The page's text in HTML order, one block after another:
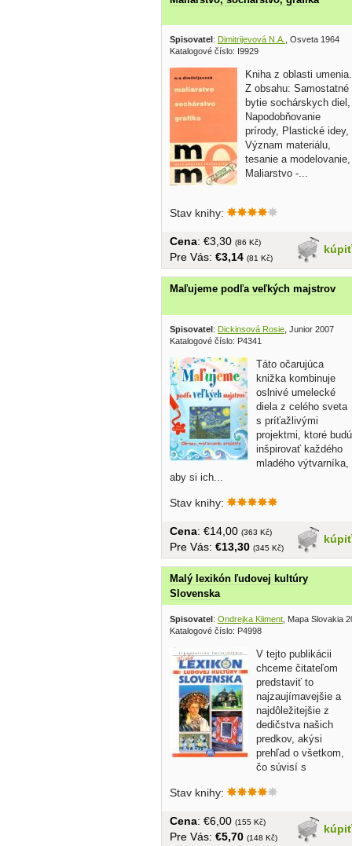
Spisovatel : Dimitrijevová N.A.
, Osveta 1964
Katalogové číslo: I9929
Kniha z oblasti umenia.
Z obsahu: Samostatné
bytie sochárskych diel,
Napodobňovanie
prírody, Plastické idey,
Význam materiálu,
tesanie a modelovanie,
Maliarstvo -...
Stav knihy:
kúpiť
Cena: €3,30 (86 Kč)
Pre Vás: €3,14 (81 Kč)
Maľujeme podľa veľkých majstrov
Spisovatel: Dickinsová Rosie , Junior 2007
Katalogové číslo: P4341
Táto očarujúca
knižka kombinuje
oslnivé umelecké
diela z celého sveta
s príťažlivými
projektmi, ktoré budú
inšpirovať každého
mladého výtvarníka,
aby si ich...
Stav knihy:
kúpiť
Cena: €14,00 (363 Kč)
Pre Vás: €13,30 (345 Kč)
Malý lexikón ľudovej kultúry
Slovenska
Spisovatel: Ondrejka Kliment , Mapa Slovakia
Katalogové číslo: P4998
V tejto publikácii
chceme čitateľom
predstaviť to
najzaujímavejšie a
najdôležitejšie z
dedičstva našich
predkov, akýsi
prehľad o všetkom,
čo súvisí s
Stav knihy:
kúpiť
Cena: €6,00 (155 Kč)
Pre Vás: €5,70 (148 Kč)